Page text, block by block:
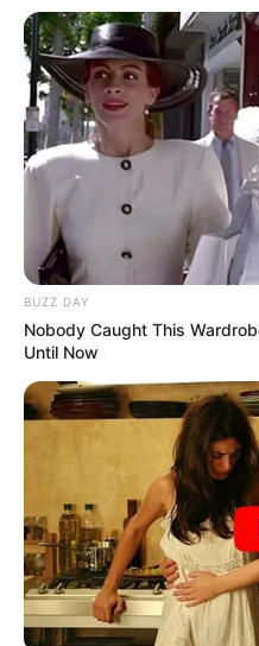
BUZZ DAY
Nobody Caught This
Until Now